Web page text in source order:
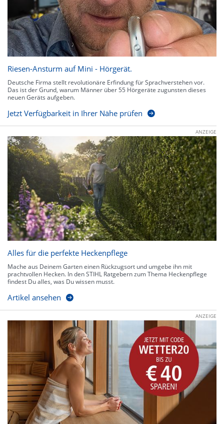
Riesen-Ansturm auf Mini - Hörgerät.
Deutsche Firma stellt revolutionäre Erfindung für Sprachverstehen vor.
Das ist der Grund, warum Männer über 55 Hörgeräte zugunsten dieses
neuen Geräts aufgeben.
Jetzt Verfügbarkeit in Ihrer Nähe prüfen
ANZEIGE
Alles für die perfekte Heckenpflege
Mache aus Deinem Garten einen Rückzugsort und umgebe ihn mit
prachtvollen Hecken. In den STIHL Ratgebern zum Thema Heckenpflege
findest Du alles, was Du wissen musst.
Artikel ansehen
ANZEIGE